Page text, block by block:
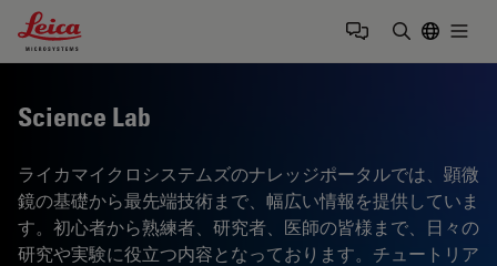
Leica Microsystems Logo
Science Lab
ライカマイクロシステムズのナレッジポータルでは、顕微
鏡の基礎から最先端技術まで、幅広い情報を提供していま
す。初心者から熟練者、研究者、医師の皆様まで、日々の
研究や実験に役立つ内容となっております。チュートリア